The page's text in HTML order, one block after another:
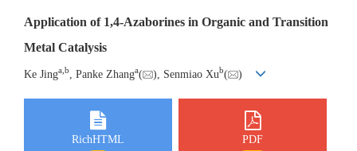
Application of 1,4-Azaborines in Organic and Transition
Metal Catalysis
Ke Jinga,b , Panke Zhanga( ), Senmiao Xub( )
RichHTML PDF